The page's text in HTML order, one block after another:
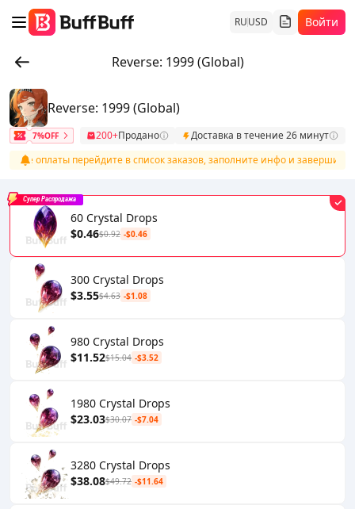
RUUSD Войти
Reverse: 1999 (Global)
Reverse: 1999 (Global)
7%OFF 200+Продано
Доставка в течение 26 минут
оплаты перейдите в список заказов, заполните инфо и завершите
60 Crystal Drops
$0.46$0.92 -$0.46
Супер Распродажа
300 Crystal Drops
$3.55$4.63 -$1.08
980 Crystal Drops
$11.52$15.04 -$3.52
1980 Crystal Drops
$23.03$30.07 -$7.04
3280 Crystal Drops
$38.08$49.72 -$11.64